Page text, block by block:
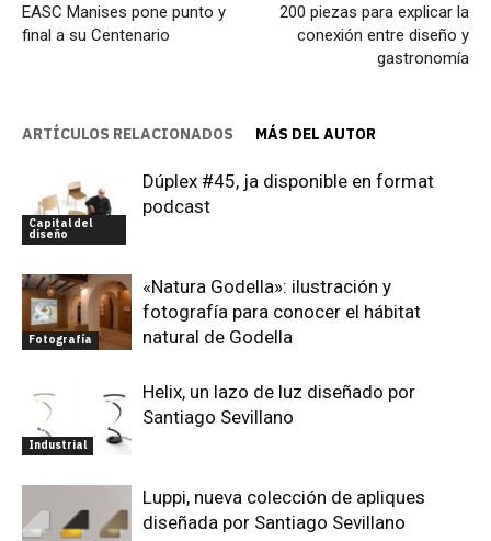
EASC Manises pone punto y
final a su Centenario
200 piezas para explicar la
conexión entre diseño y
gastronomía
ARTÍCULOS RELACIONADOS MÁS DEL AUTOR
Capital del
diseño
Dúplex #45, ja disponible en format
podcast
Fotografía
«Natura Godella»: ilustración y
fotografía para conocer el hábitat
natural de Godella
Industrial
Helix, un lazo de luz diseñado por
Santiago Sevillano
Luppi, nueva colección de apliques
diseñada por Santiago Sevillano